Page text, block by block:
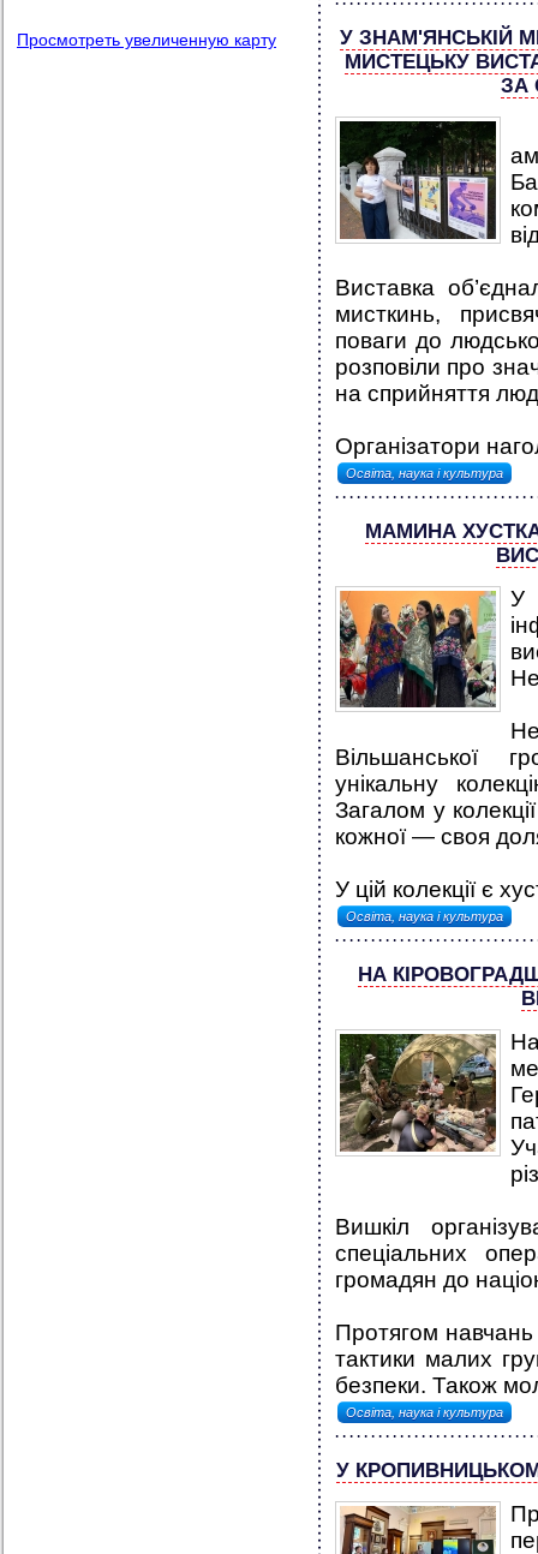
Просмотреть увеличенную карту
У ЗНАМ'ЯНСЬКІЙ
МИСТЕЦЬКУ
ЗА
Виставка
мисткинь,
поваги до
розповіли про
на сприйняття
Організатори
Освіта, наука і культура
МАМИНА
У
Вільшанської
унікальну
Загалом у
кожної — своя
У цій колекції є
Освіта, наука і культура
НА
Вишкіл
спеціальних
громадян до
Протягом
тактики малих
безпеки. Також
Освіта, наука і культура
У